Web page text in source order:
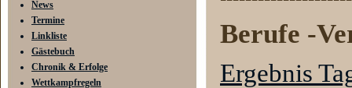
News
Termine
Linkliste
Gästebuch
Chronik & Erfolge
Wettkampfregeln
Berufe -
Ergebnis